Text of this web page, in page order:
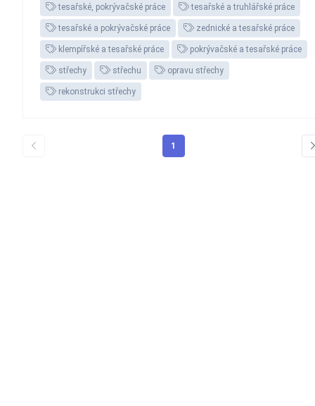
tesařské, pokrývačské práce tesařské a truhlářské práce
tesařské a pokrývačské práce zednické a tesařské práce
klempířské a tesařské práce pokrývačské a tesařské práce
střechy střechu opravu střechy
rekonstrukci střechy
1